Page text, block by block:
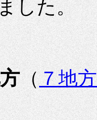
した。
（７地